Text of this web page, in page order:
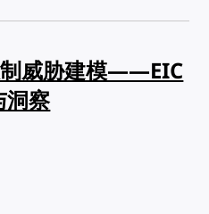
威胁建模——EIC
洞察